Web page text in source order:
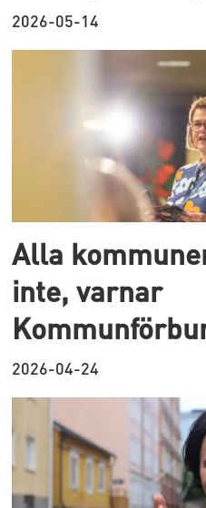
2026-05-14
Alla
inte, varnar
2026-04-24